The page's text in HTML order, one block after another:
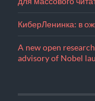
КиберЛенинка: в
A new open
advisory of Nobel